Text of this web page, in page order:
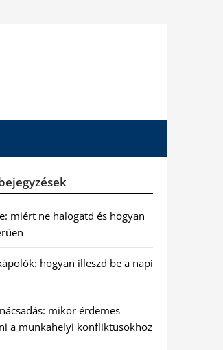
miért ne halogatd és hogyan
hogyan illeszd be a napi
mikor érdemes
a munkahelyi konfliktusokhoz